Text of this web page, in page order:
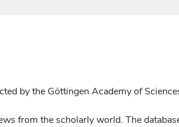
by the Göttingen Academy of
from the scholarly world. The